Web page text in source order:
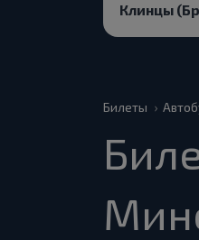
Билеты